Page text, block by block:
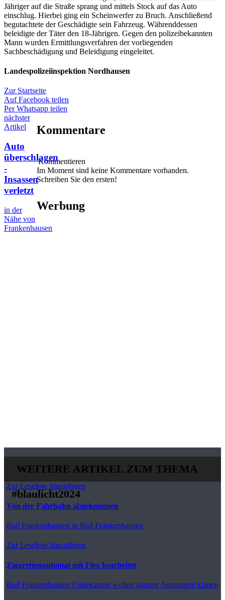
Jähriger auf die Straße sprang und mittels Stock auf das Auto
einschlug. Hierbei ging ein Scheinwerfer zu Bruch. Anschließend
begutachtete der Geschädigte sein Fahrzeug. Währenddessen
beleidigte der Täter den 18-Jährigen. Gegen den polizeibekannten
Mann wurden Ermittlungsverfahren der vorliegenden
Sachbeschädigung und Beleidigung eingeleitet.
Landespolizeiinspektion Nordhausen
Zur Startseite
Auf Facebook teilen
Per Whatsapp teilen
nächster
Artikel
Auto
überschlagen
-
Insassen
verletzt
in der
Nähe von
Frankenhausen
Kommentare
Kommentieren
Im Moment sind keine Kommentare vorhanden.
Schreiben Sie den ersten!
Werbung
WEITERE ARTIKEL ZUM THEMA
#blaulicht2024
Zur Leseliste hinzufügen
Von der Fahrbahn abgekommen
Bad Frankenhausen in Bad Frankenhausen
Zur Leseliste hinzufügen
Zigarettenautomat mit Flex bearbeitet
Bad Frankenhausen Unbekannte wollen ganzen Automaten klauen